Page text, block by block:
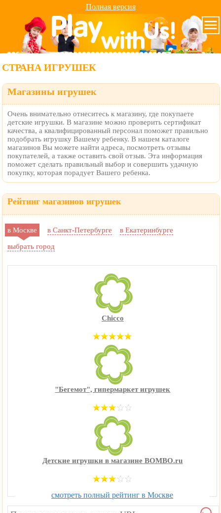
Полная версия
СТРАНА ИГРУШЕК
Магазины игрушек
Очень внимательно отнеситесь к магазину, где покупаете
детские игрушки. В магазине можно проверить сертификат
качества, а квалифицированный персонал поможет правильно
подобрать игрушку Вашему ребенку. В нашем каталоге
магазинов Вы можете найти адреса, посмотреть отзывы
покупателей, а также оставить свой отзыв. Эта информация
поможет сделать правильный выбор и совершить удачную
покупку, которая порадует Вашего ребенка.
Рейтинг магазинов игрушек
в Москве в Санкт-Петербурге в Екатеринбурге
выбрать город
Chicco
"Бегемот", гипермаркет игрушек
Детские игрушки в магазине BOMBO.ru
смотреть полный рейтинг в Москве